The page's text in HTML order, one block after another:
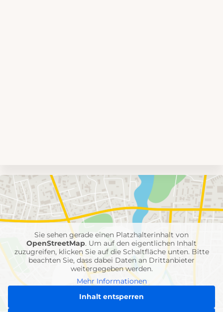
Umgebungskarte
mit
Feuerwehr-
Einheiten
Sie sehen gerade einen Platzhalterinhalt von
OpenStreetMap. Um auf den eigentlichen Inhalt
zuzugreifen, klicken Sie auf die Schaltfläche unten. Bitte
beachten Sie, dass dabei Daten an Drittanbieter
weitergegeben werden.
Mehr Informationen
Inhalt entsperren